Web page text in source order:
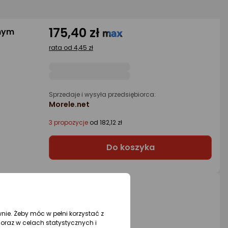
175,40 zł
rata od 4,45 zł
Sprzedaje i wysyła przedsiębiorca:
Morele.net
3 propozycje od 182,12 zł
Do koszyka
Żeby móc w pełni korzystać z
w celach statystycznych i